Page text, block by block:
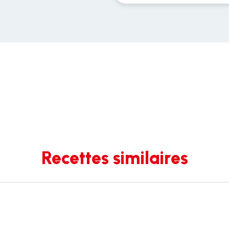
Recettes similaires